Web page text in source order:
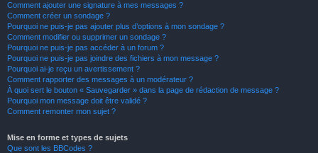
Comment ajouter une signature à mes messages ?
Comment créer un sondage ?
Pourquoi ne puis-je pas ajouter plus d’options à mon sondage ?
Comment modifier ou supprimer un sondage ?
Pourquoi ne puis-je pas accéder à un forum ?
Pourquoi ne puis-je pas joindre des fichiers à mon message ?
Pourquoi ai-je reçu un avertissement ?
Comment rapporter des messages à un modérateur ?
À quoi sert le bouton « Sauvegarder » dans la page de rédaction de message ?
Pourquoi mon message doit être validé ?
Comment remonter mon sujet ?
Mise en forme et types de sujets
Que sont les BBCodes ?